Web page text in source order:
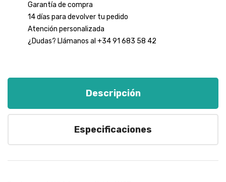
Garantía de compra
14 días para devolver tu pedido
Atención personalizada
¿Dudas? Llámanos al +34 91 683 58 42
Descripción
Especificaciones